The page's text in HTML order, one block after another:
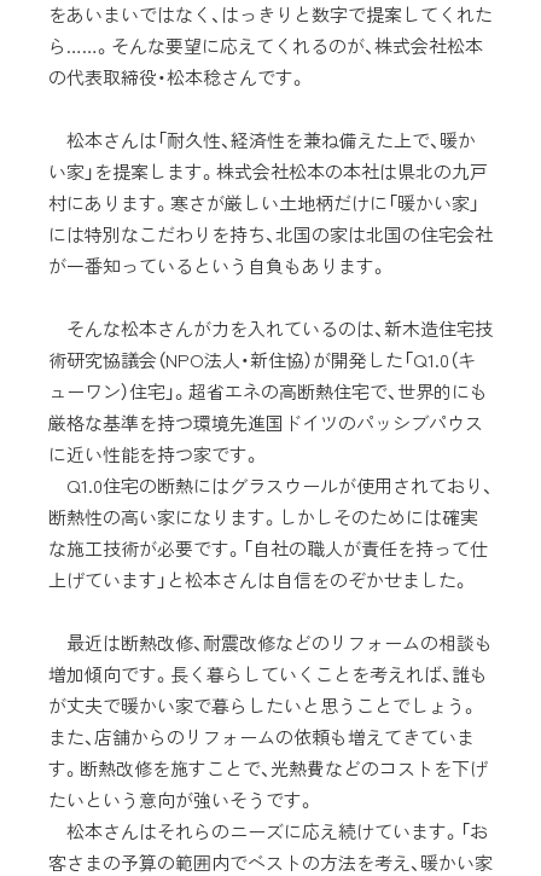
をあいまいではなく、はっきりと数字で提案してくれた
ら……。そんな要望に応えてくれるのが、株式会社松本
の代表取締役・松本稔さんです。
松本さんは「耐久性、経済性を兼ね備えた上で、暖か
い家」を提案します。株式会社松本の本社は県北の九戸
村にあります。寒さが厳しい土地柄だけに「暖かい家」
には特別なこだわりを持ち、北国の家は北国の住宅会社
が一番知っているという自負もあります。
そんな松本さんが力を入れているのは、新木造住宅技
術研究協議会（NPO法人・新住協）が開発した「Q1.0（キ
ューワン）住宅」。超省エネの高断熱住宅で、世界的にも
厳格な基準を持つ環境先進国ドイツのパッシブパウス
に近い性能を持つ家です。
Q1.0住宅の断熱にはグラスウールが使用されており、
断熱性の高い家になります。しかしそのためには確実
な施工技術が必要です。「自社の職人が責任を持って仕
上げています」と松本さんは自信をのぞかせました。
最近は断熱改修、耐震改修などのリフォームの相談も
増加傾向です。長く暮らしていくことを考えれば、誰も
が丈夫で暖かい家で暮らしたいと思うことでしょう。
また、店舗からのリフォームの依頼も増えてきていま
す。断熱改修を施すことで、光熱費などのコストを下げ
たいという意向が強いそうです。
松本さんはそれらのニーズに応え続けています。「お
客さまの予算の範囲内でベストの方法を考え、暖かい家